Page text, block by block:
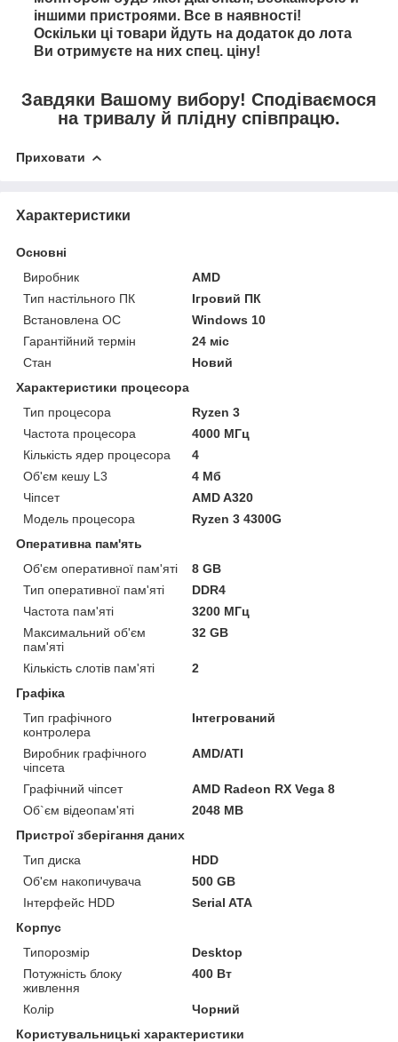
іншими пристроями. Все в наявності!
Оскільки ці товари йдуть на додаток до лота
Ви отримуєте на них спец. ціну!
Завдяки Вашому вибору! Сподіваємося
на тривалу й плідну співпрацю.
Приховати
Характеристики
Основні
Виробник
AMD
Тип настільного ПК
Ігровий ПК
Встановлена ОС
Windows 10
Гарантійний термін
24 міс
Стан
Новий
Характеристики процесора
Тип процесора
Ryzen 3
Частота процесора
4000 МГц
Кількість ядер процесора
4
Об'єм кешу L3
4 Мб
Чіпсет
AMD A320
Модель процесора
Ryzen 3 4300G
Оперативна пам'ять
Об'єм оперативної пам'яті
8 GB
Тип оперативної пам'яті
DDR4
Частота пам'яті
3200 МГц
Максимальний об'єм
пам'яті
32 GB
Кількість слотів пам'яті
2
Графіка
Тип графічного
контролера
Інтегрований
Виробник графічного
чіпсета
AMD/ATI
Графічний чіпсет
AMD Radeon RX Vega 8
Об`єм відеопам'яті
2048 MB
Пристрої зберігання даних
Тип диска
HDD
Об'єм накопичувача
500 GB
Інтерфейс HDD
Serial ATA
Корпус
Типорозмір
Desktop
Потужність блоку
живлення
400 Вт
Колір
Чорний
Користувальницькі характеристики